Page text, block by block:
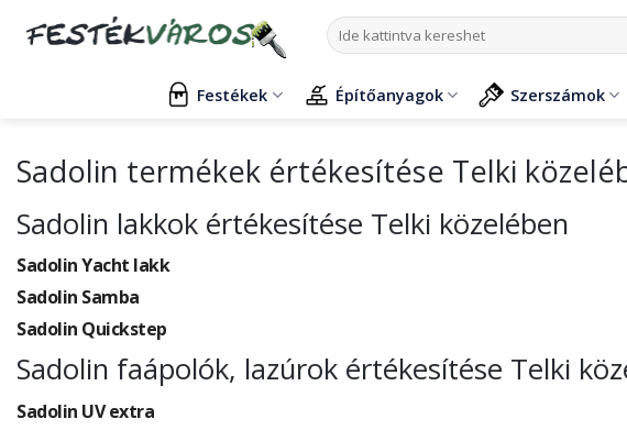
Keresés
a
Festékek Építőanyagok Szerszámok
Sadolin termékek értékesítése Telki
Sadolin lakkok értékesítése Telki közelében
Sadolin Yacht lakk
Sadolin Samba
Sadolin Quickstep
Sadolin faápolók, lazúrok értékesítése Telki
Sadolin UV extra